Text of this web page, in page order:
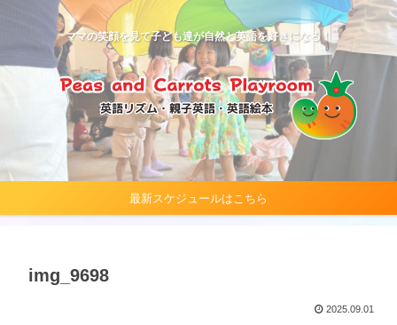
ママの笑顔を見て子ども達が自然と英語を好きになる！
最新スケジュールはこちら
img_9698
2025.09.01